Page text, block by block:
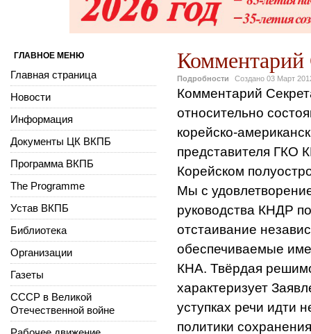
Подробности Создано 03 Март
Комментарий
относительно
корейско-
представителя ГКО
Корейском
Мы с
руководства КНДР
отстаивание
обеспечиваемые
КНА. Твёрдая
характеризует
уступках речи идти
политики
ГЛАВНОЕ МЕНЮ
Главная страница
Новости
Информация
Документы ЦК ВКПБ
Программа ВКПБ
The Programme
Устав ВКПБ
Библиотека
Организации
Газеты
СССР в Великой
Отечественной войне